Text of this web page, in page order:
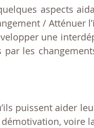
aspects
/ Atténuer
une
les
puissent aider
voire